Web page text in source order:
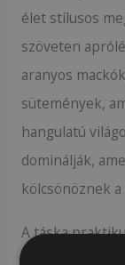
élet stílusos
szöveten
aranyos
sütemények,
hangulatú
dominálják,
kölcsönöznek
A táska